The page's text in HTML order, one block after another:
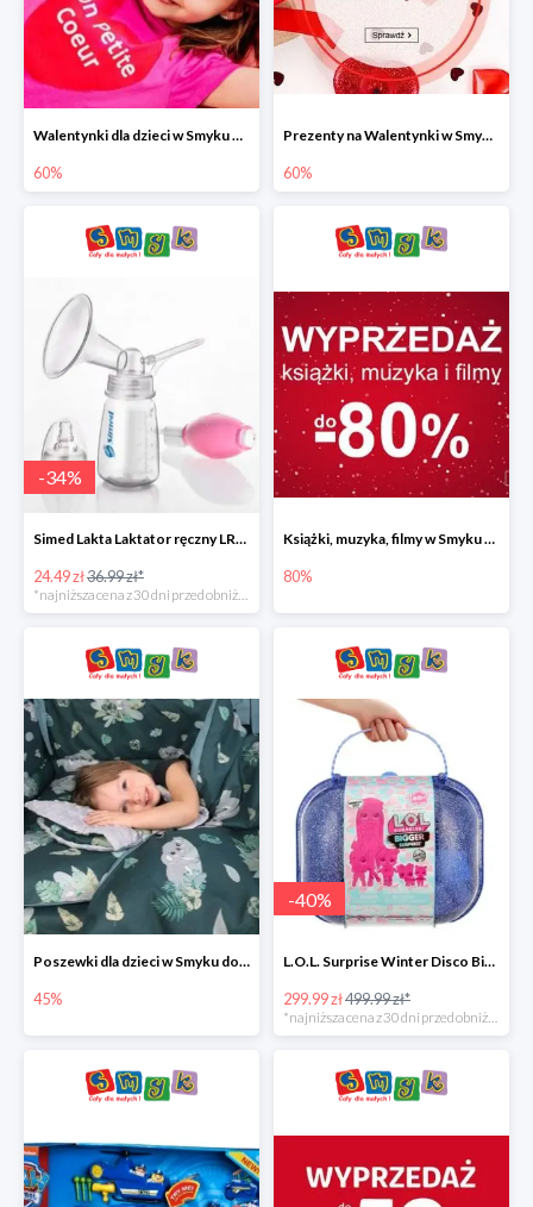
Walentynki dla dzieci w Smyku do -60%
60%
Prezenty na Walentynki w Smyku do -60%
60%
-34%
Simed Lakta Laktator ręczny LR-8 -34%
24.49 zł36.99 zł*
*najniższa cena z 30 dni przed obniżką
Książki, muzyka, filmy w Smyku do -80%
80%
Poszewki dla dzieci w Smyku do -45%
45%
-40%
L.O.L. Surprise Winter Disco Bigger Surprise Zestaw laleczek w walizce -40%
299.99 zł499.99 zł*